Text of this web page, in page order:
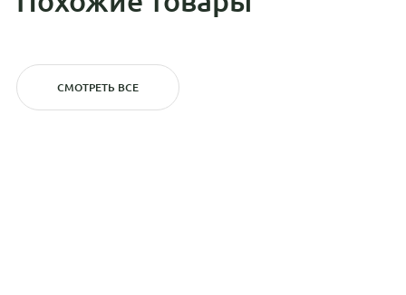
СМОТРЕТЬ ВСЕ